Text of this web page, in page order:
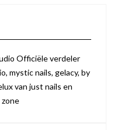
Officiële verdeler
mystic nails, gelacy, by
van just nails en